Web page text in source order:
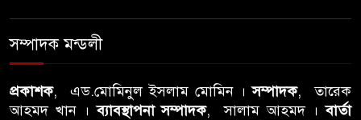
বিএনপি নেতার ওপর হামলার
আবু তালহা চৌধুরী দ্বিতীয় বারের
সম্পাদক মন্ডলী
প্রকাশক, এড.মোমিনুল ইসলাম মোমিন ।সম্পাদক, তারেক
আহমদ খান ।ব্যাবস্থাপনা সম্পাদক, সালাম আহমদ ।বার্তা